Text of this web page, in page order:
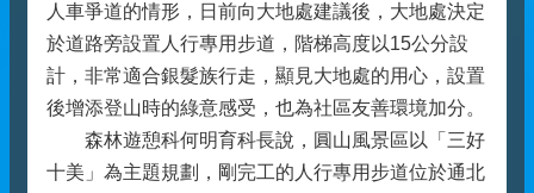
人車爭道的情形，日前向大地處建議後，大地處決定
於道路旁設置人行專用步道，階梯高度以15公分設
計，非常適合銀髮族行走，顯見大地處的用心，設置
後增添登山時的綠意感受，也為社區友善環境加分。
森林遊憩科何明育科長說，圓山風景區以「三好
十美」為主題規劃，剛完工的人行專用步道位於通北